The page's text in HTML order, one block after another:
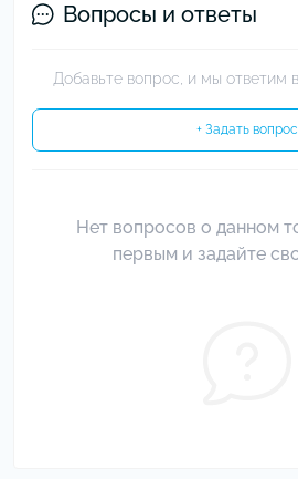
Вопросы и ответы
Добавьте вопрос, и мы ответим
+ Задать вопрос
Нет вопросов о данном
первым и задайте